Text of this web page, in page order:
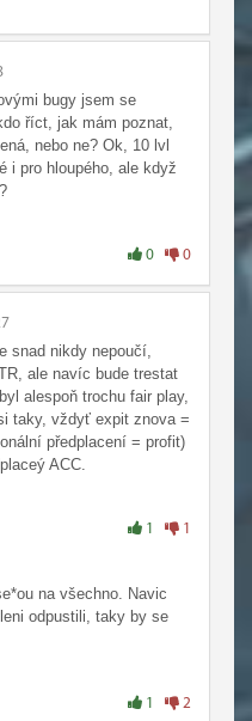
bugy jsem se
říct, jak mám poznat,
nebo ne? Ok, 10 lvl
i pro hloupého, ale když
0 0
snad nikdy nepoučí,
ale navíc bude trestat
alespoň trochu fair play,
taky, vždyť expit znova =
předplacení = profit)
ACC.
1 1
na všechno. Navic
odpustili, taky by se
1 2